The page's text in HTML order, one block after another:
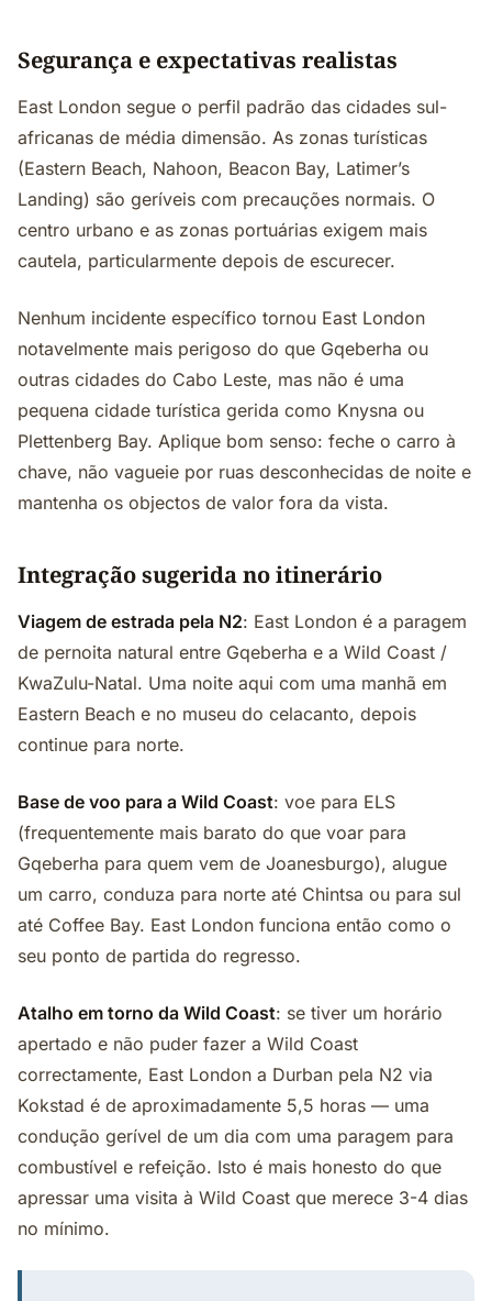
Segurança e expectativas realistas
East London segue o perfil padrão das cidades sul-
africanas de média dimensão. As zonas turísticas
(Eastern Beach, Nahoon, Beacon Bay, Latimer’s
Landing) são geríveis com precauções normais. O
centro urbano e as zonas portuárias exigem mais
cautela, particularmente depois de escurecer.
Nenhum incidente específico tornou East London
notavelmente mais perigoso do que Gqeberha ou
outras cidades do Cabo Leste, mas não é uma
pequena cidade turística gerida como Knysna ou
Plettenberg Bay. Aplique bom senso: feche o carro à
chave, não vagueie por ruas desconhecidas de noite e
mantenha os objectos de valor fora da vista.
Integração sugerida no itinerário
Viagem de estrada pela N2: East London é a paragem
de pernoita natural entre Gqeberha e a Wild Coast /
KwaZulu-Natal. Uma noite aqui com uma manhã em
Eastern Beach e no museu do celacanto, depois
continue para norte.
Base de voo para a Wild Coast: voe para ELS
(frequentemente mais barato do que voar para
Gqeberha para quem vem de Joanesburgo), alugue
um carro, conduza para norte até Chintsa ou para sul
até Coffee Bay. East London funciona então como o
seu ponto de partida do regresso.
Atalho em torno da Wild Coast: se tiver um horário
apertado e não puder fazer a Wild Coast
correctamente, East London a Durban pela N2 via
Kokstad é de aproximadamente 5,5 horas — uma
condução gerível de um dia com uma paragem para
combustível e refeição. Isto é mais honesto do que
apressar uma visita à Wild Coast que merece 3-4 dias
no mínimo.